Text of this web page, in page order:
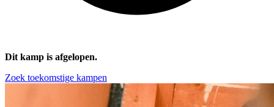
Dit kamp is afgelopen.
Zoek toekomstige kampen